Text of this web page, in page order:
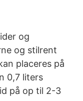
og
og stilrent
placeres på
0,7 liters
på op til 2-3